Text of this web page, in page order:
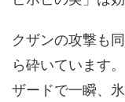
クザンの攻撃も
ら砕いています
ザードで一瞬、